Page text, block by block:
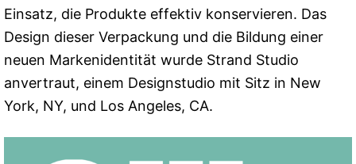
Einsatz, die Produkte effektiv konservieren. Das
Design dieser Verpackung und die Bildung einer
neuen Markenidentität wurde Strand Studio
anvertraut, einem Designstudio mit Sitz in New
York, NY, und Los Angeles, CA.